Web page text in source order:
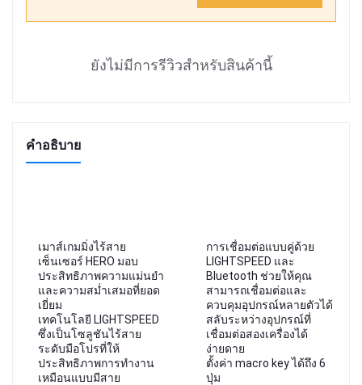
ยังไม่มีการรีวิวสำหรับสินค้านี้
คำอธิบาย
เมาส์เกมมิ่งไร้สาย
เซ็นเซอร์ HERO มอบ
ประสิทธิภาพความแม่นยำ
และความสม่ำเสมอที่ยอด
เยี่ยม
เทคโนโลยี LIGHTSPEED
ซึ่งเป็นโซลูชันไร้สาย
ระดับมือโปรที่ให้
ประสิทธิภาพการทำงาน
เหมือนแบบมีสาย
การเชื่อมต่อแบบคู่ด้วย
LIGHTSPEED และ
Bluetooth ช่วยให้คุณ
สามารถเชื่อมต่อและ
ควบคุมอุปกรณ์หลายตัวได้
สลับระหว่างอุปกรณ์ที่
เชื่อมต่อสองเครื่องได้
ง่ายดาย
ตั้งค่า macro key ได้ถึง 6
ปุ่ม